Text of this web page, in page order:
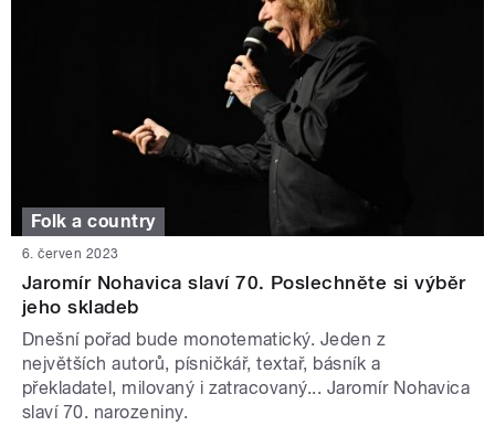
Folk a country
6. červen 2023
Jaromír Nohavica slaví 70. Poslechněte si výběr
jeho skladeb
Dnešní pořad bude monotematický. Jeden z
největších autorů, písničkář, textař, básník a
překladatel, milovaný i zatracovaný... Jaromír Nohavica
slaví 70. narozeniny.